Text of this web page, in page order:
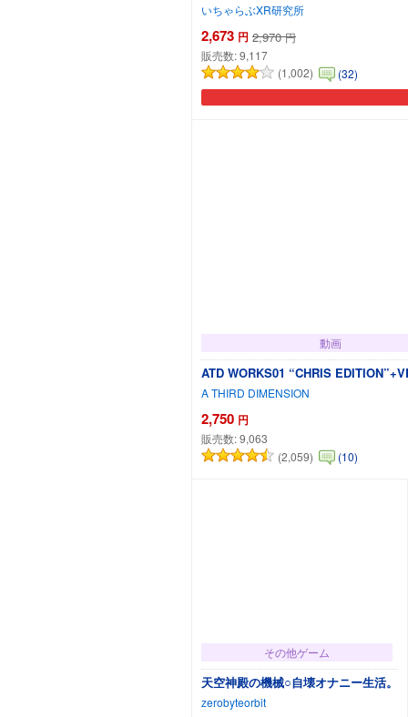
いちゃらぶXR研究所
2,673 円 2,970 円
販売数:9,117
(1,002)
(32)
動画
ATD WORKS01 “CHRIS
A THIRD DIMENSION
2,750 円
販売数:9,063
(2,059)
(10)
カートに追加
その他ゲーム
天空神殿の機械○自壊オナニー生活。
zerobyteorbit